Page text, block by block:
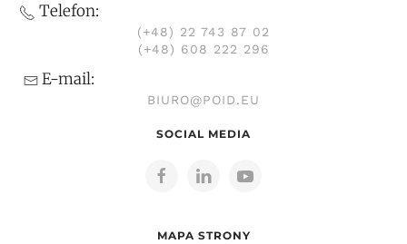
Telefon:
(+48) 22 743 87 02
(+48) 608 222 296
E-mail:
BIURO@POID.EU
SOCIAL MEDIA
MAPA STRONY